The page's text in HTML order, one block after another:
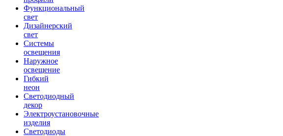
Функциональный
свет
Дизайнерский
свет
Системы
освещения
Наружное
освещение
Гибкий
неон
Светодиодный
декор
Электроустановочные
изделия
Светодиоды